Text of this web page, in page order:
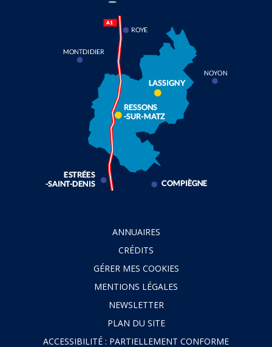
ANNUAIRES
CRÉDITS
GÉRER MES COOKIES
MENTIONS LÉGALES
NEWSLETTER
PLAN DU SITE
ACCESSIBILITÉ : PARTIELLEMENT CONFORME